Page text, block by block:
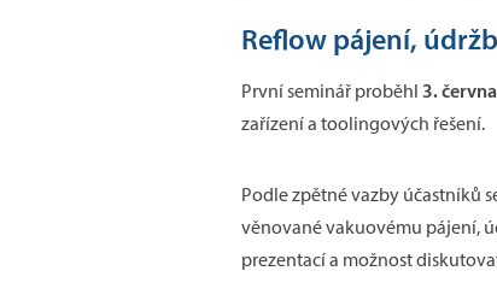
Reflow pájení,
První seminář proběhl 3.
zařízení a toolingových řešení.
Podle zpětné vazby účastníků
věnované vakuovému pájení,
prezentací a možnost